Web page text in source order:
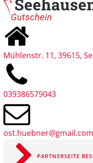
Mühlenstr. 11, 39615,
039386579043
ost.huebner@gmail.com
PARTNERSEITE